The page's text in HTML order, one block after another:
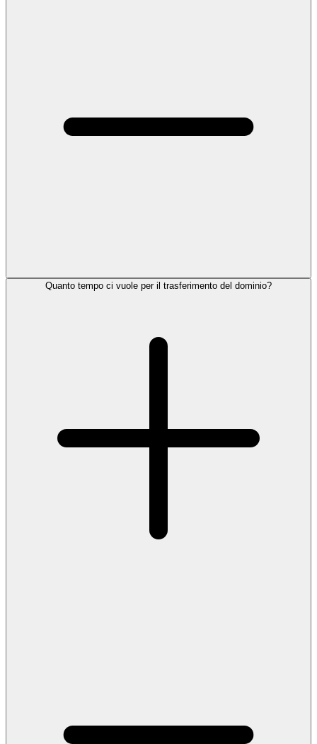
Quanto tempo ci vuole per il trasferimento del dominio?